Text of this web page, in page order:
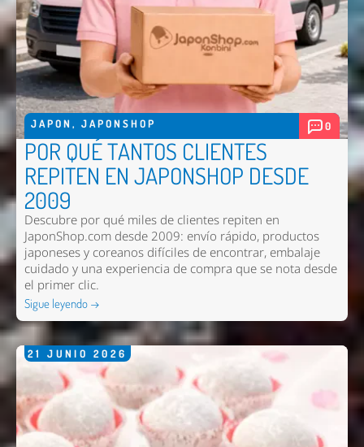
JAPON , JAPONSHOP 0
POR QUÉ TANTOS CLIENTES
REPITEN EN JAPONSHOP DESDE
2009
Descubre por qué miles de clientes repiten en
JaponShop.com desde 2009: envío rápido, productos
japoneses y coreanos difíciles de encontrar, embalaje
cuidado y una experiencia de compra que se nota desde
el primer clic.
Sigue leyendo →
21 JUNIO 2026